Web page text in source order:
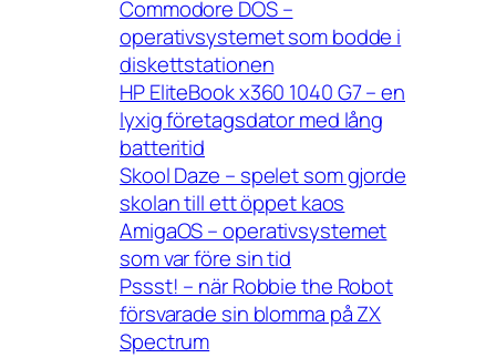
Commodore DOS –
operativsystemet som bodde i
diskettstationen
HP EliteBook x360 1040 G7 – en
lyxig företagsdator med lång
batteritid
Skool Daze – spelet som gjorde
skolan till ett öppet kaos
AmigaOS – operativsystemet
som var före sin tid
Pssst! – när Robbie the Robot
försvarade sin blomma på ZX
Spectrum